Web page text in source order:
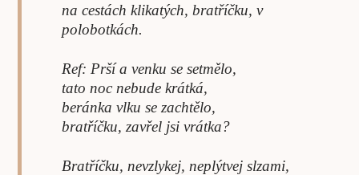
na cestách klikatých, bratříčku, v
polobotkách.
Ref: Prší a venku se setmělo,
tato noc nebude krátká,
beránka vlku se zachtělo,
bratříčku, zavřel jsi vrátka?
Bratříčku, nevzlykej, neplýtvej slzami,